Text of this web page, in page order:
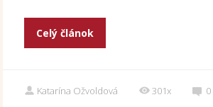
Celý článok
Katarína Ožvoldová 301x 0